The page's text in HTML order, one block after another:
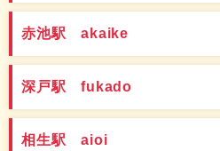
赤池駅 akaike
深戸駅 fukado
相生駅 aioi